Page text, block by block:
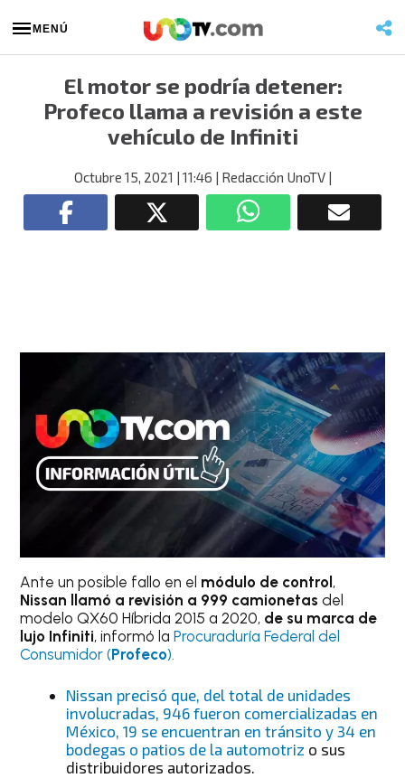
MENÚ
El motor se podría detener:
Profeco llama a revisión a este
vehículo de Infiniti
Octubre 15, 2021 | 11:46 | Redacción UnoTV|
Ante un posible fallo en el módulo de control,
Nissan llamó a revisión a 999 camionetas del
modelo QX60 Híbrida 2015 a 2020, de su marca de
lujo Infiniti, informó laProcuraduría Federal del
Consumidor (Profeco).
Nissan precisó que, del total de unidades
involucradas, 946 fueron comercializadas en
México, 19 se encuentran en tránsito y 34 en
bodegas o patios de la automotriz o sus
distribuidores autorizados.